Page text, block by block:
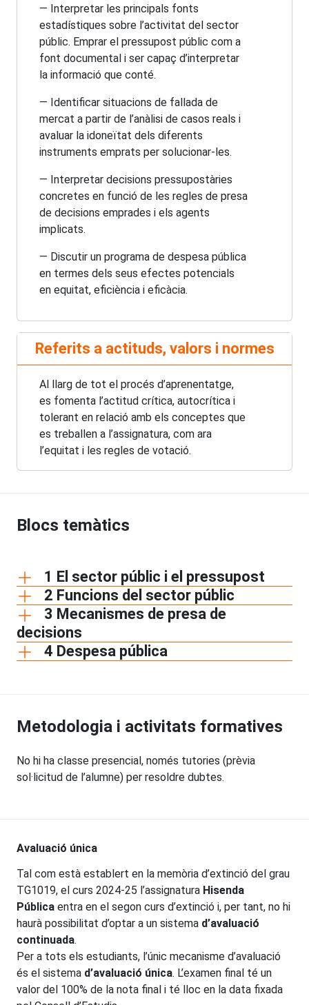
— Interpretar les principals fonts
estadístiques sobre l’activitat del sector
públic. Emprar el pressupost públic com a
font documental i ser capaç d’interpretar
la informació que conté.
— Identificar situacions de fallada de
mercat a partir de l’anàlisi de casos reals i
avaluar la idoneïtat dels diferents
instruments emprats per solucionar-les.
— Interpretar decisions pressupostàries
concretes en funció de les regles de presa
de decisions emprades i els agents
implicats.
— Discutir un programa de despesa pública
en termes dels seus efectes potencials
en equitat, eficiència i eficàcia.
Referits a actituds, valors i normes
Al llarg de tot el procés d’aprenentatge,
es fomenta l’actitud crítica, autocrítica i
tolerant en relació amb els conceptes que
es treballen a l’assignatura, com ara
l’equitat i les regles de votació.
Blocs temàtics
1 El sector públic i el pressupost
2 Funcions del sector públic
3 Mecanismes de presa de
decisions
4 Despesa pública
Metodologia i activitats formatives
No hi ha classe presencial, només tutories (prèvia
sol·licitud de l’alumne) per resoldre dubtes.
Avaluació única
Tal com està establert en la memòria d’extinció del grau
TG1019, el curs 2024-25 l’assignatura Hisenda
Pública entra en el segon curs d’extinció i, per tant, no hi
haurà possibilitat d’optar a un sistema d’avaluació
continuada.
Per a tots els estudiants, l’únic mecanisme d’avaluació
és el sistema d’avaluació única. L’examen final té un
valor del 100% de la nota final i té lloc en la data fixada